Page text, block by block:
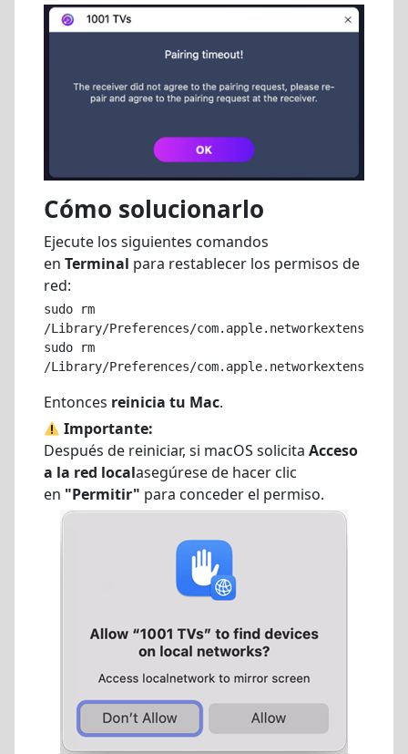
Cómo solucionarlo
Ejecute los siguientes comandos
en Terminal para restablecer los permisos de
red:
sudo rm
/Library/Preferences/
sudo rm
Entonces reinicia tu Mac.
Importante:
Después de reiniciar, si macOS solicita Acceso
a la red localasegúrese de hacer clic
en "Permitir" para conceder el permiso.